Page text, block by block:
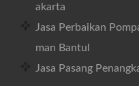
akarta
Jasa Perbaikan
man Bantul
Jasa Pasang